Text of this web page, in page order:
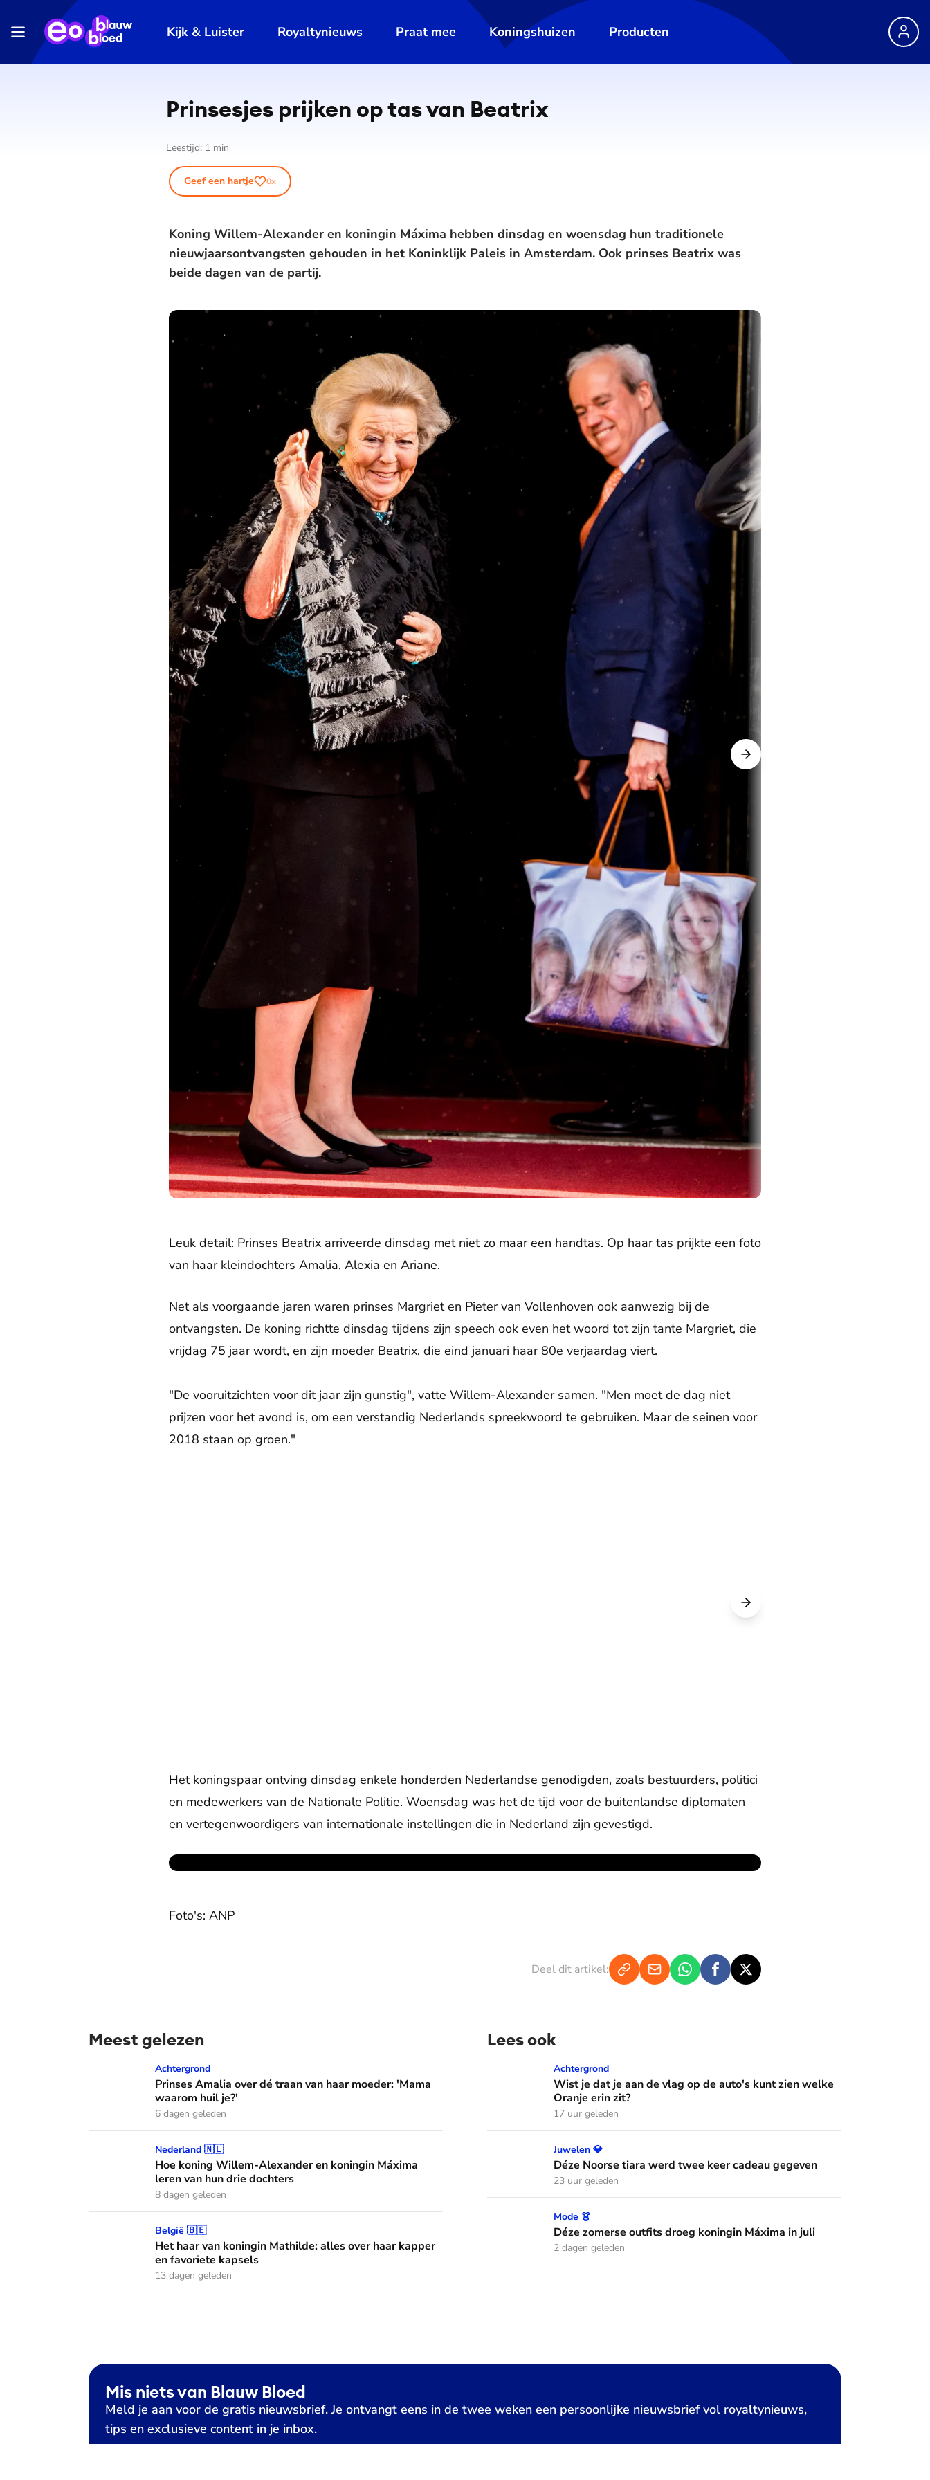
Kijk & Luister Royaltynieuws Praat mee Koningshuizen Producten
Prinsesjes prijken op tas van Beatrix
Leestijd: 1 min
Geef een hartje 0x
Koning Willem-Alexander en koningin Máxima hebben dinsdag en woensdag hun traditionele
nieuwjaarsontvangsten gehouden in het Koninklijk Paleis in Amsterdam. Ook prinses Beatrix was
beide dagen van de partij.
Leuk detail: Prinses Beatrix arriveerde dinsdag met niet zo maar een handtas. Op haar tas prijkte een foto
van haar kleindochters Amalia, Alexia en Ariane.
Net als voorgaande jaren waren prinses Margriet en Pieter van Vollenhoven ook aanwezig bij de
ontvangsten. De koning richtte dinsdag tijdens zijn speech ook even het woord tot zijn tante Margriet, die
vrijdag 75 jaar wordt, en zijn moeder Beatrix, die eind januari haar 80e verjaardag viert.
"De vooruitzichten voor dit jaar zijn gunstig", vatte Willem-Alexander samen. "Men moet de dag niet
prijzen voor het avond is, om een verstandig Nederlands spreekwoord te gebruiken. Maar de seinen voor
2018 staan op groen."
Het koningspaar ontving dinsdag enkele honderden Nederlandse genodigden, zoals bestuurders, politici
en medewerkers van de Nationale Politie. Woensdag was het de tijd voor de buitenlandse diplomaten
en vertegenwoordigers van internationale instellingen die in Nederland zijn gevestigd.
Foto's: ANP
Deel dit artikel:
Meest gelezen
Prinses Amalia over dé traan van haar moeder: 'Mama waarom huil je?'
Achtergrond
Prinses Amalia over dé traan van haar moeder: 'Mama
waarom huil je?'
6 dagen geleden
Hoe koning Willem-Alexander en koningin Máxima leren van hun drie dochters
Nederland 🇳🇱
Hoe koning Willem-Alexander en koningin Máxima
leren van hun drie dochters
8 dagen geleden
Het haar van koningin Mathilde: alles over haar kapper en favoriete kapsels
België 🇧🇪
Het haar van koningin Mathilde: alles over haar kapper
en favoriete kapsels
13 dagen geleden
Lees ook
Wist je dat je aan de vlag op de auto's kunt zien welke Oranje erin zit?
Achtergrond
Wist je dat je aan de vlag op de auto's kunt zien welke
Oranje erin zit?
17 uur geleden
Déze Noorse tiara werd twee keer cadeau gegeven
Juwelen 💎
Déze Noorse tiara werd twee keer cadeau gegeven
23 uur geleden
Déze zomerse outfits droeg koningin Máxima in juli
Mode 👗
Déze zomerse outfits droeg koningin Máxima in juli
2 dagen geleden
Mis niets van Blauw Bloed
Meld je aan voor de gratis nieuwsbrief. Je ontvangt eens in de twee weken een persoonlijke nieuwsbrief vol royaltynieuws,
tips en exclusieve content in je inbox.